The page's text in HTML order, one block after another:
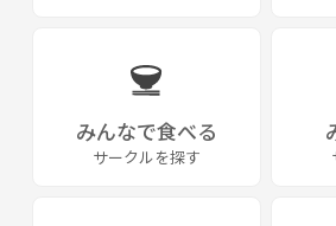
みんなで食べる
サークルを探す